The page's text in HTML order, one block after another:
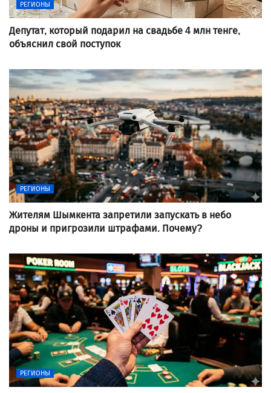
РЕГИОНЫ
Депутат, который подарил на свадьбе 4 млн тенге,
объяснил свой поступок
РЕГИОНЫ
Жителям Шымкента запретили запускать в небо
дроны и пригрозили штрафами. Почему?
РЕГИОНЫ